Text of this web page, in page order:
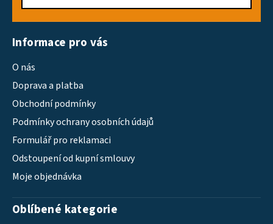
Informace pro vás
O nás
Doprava a platba
Obchodní podmínky
Podmínky ochrany osobních údajů
Formulář pro reklamaci
Odstoupení od kupní smlouvy
Moje objednávka
Oblíbené kategorie